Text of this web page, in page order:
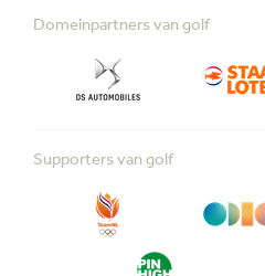
Domeinpartners van golf
Supporters van golf